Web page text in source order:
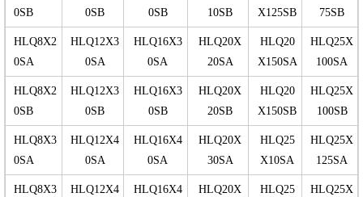
0SB
0SB
0SB
10SB
X125SB
75SB
HLQ8X2
0SA
HLQ12X3
0SA
HLQ16X3
0SA
HLQ20X
20SA
HLQ20
X150SA
HLQ25X
100SA
HLQ8X2
0SB
HLQ12X3
0SB
HLQ16X3
0SB
HLQ20X
20SB
HLQ20
X150SB
HLQ25X
100SB
HLQ8X3
0SA
HLQ12X4
0SA
HLQ16X4
0SA
HLQ20X
30SA
HLQ25
X10SA
HLQ25X
125SA
HLQ8X3
HLQ12X4
HLQ16X4
HLQ20X
HLQ25
HLQ25X